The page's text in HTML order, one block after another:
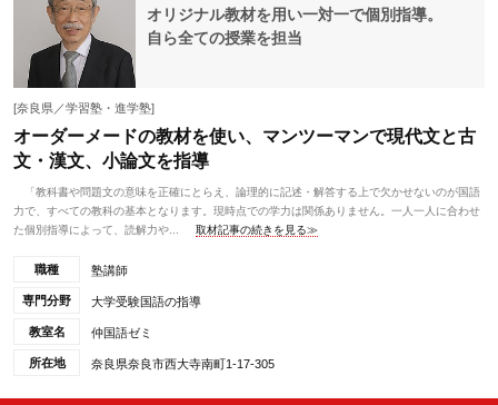
オリジナル教材を用い一対一で個別指導。
自ら全ての授業を担当
[奈良県／学習塾・進学塾]
オーダーメードの教材を使い、マンツーマンで現代文と古
文・漢文、小論文を指導
「教科書や問題文の意味を正確にとらえ、論理的に記述・解答する上で欠かせないのが国語
力で、すべての教科の基本となります。現時点での学力は関係ありません。一人一人に合わせ
た個別指導によって、読解力や...
取材記事の続きを見る≫
職種 塾講師
専門分野 大学受験国語の指導
教室名 仲国語ゼミ
所在地 奈良県奈良市西大寺南町1-17-305